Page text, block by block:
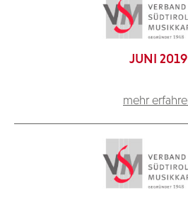
JUNI 2019
mehr